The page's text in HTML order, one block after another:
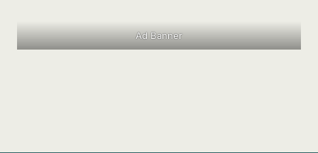
Ad Banner